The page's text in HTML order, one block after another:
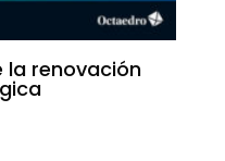
la renovación